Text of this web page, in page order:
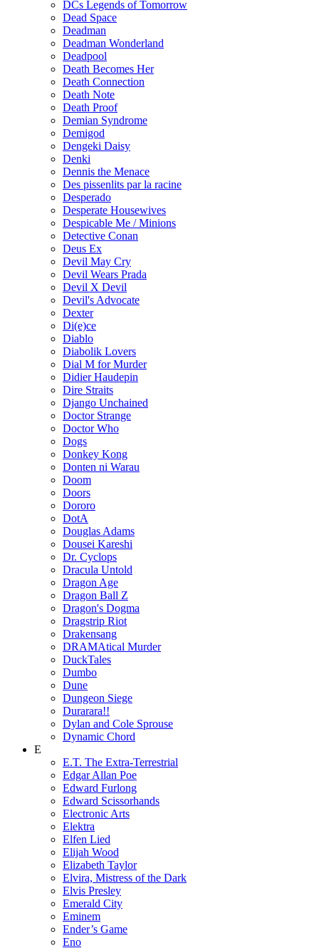
DCs Legends of Tomorrow
Dead Space
Deadman
Deadman Wonderland
Deadpool
Death Becomes Her
Death Connection
Death Note
Death Proof
Demian Syndrome
Demigod
Dengeki Daisy
Denki
Dennis the Menace
Des pissenlits par la racine
Desperado
Desperate Housewives
Despicable Me / Minions
Detective Conan
Deus Ex
Devil May Cry
Devil Wears Prada
Devil X Devil
Devil's Advocate
Dexter
Di(e)ce
Diablo
Diabolik Lovers
Dial M for Murder
Didier Haudepin
Dire Straits
Django Unchained
Doctor Strange
Doctor Who
Dogs
Donkey Kong
Donten ni Warau
Doom
Doors
Dororo
DotA
Douglas Adams
Dousei Kareshi
Dr. Cyclops
Dracula Untold
Dragon Age
Dragon Ball Z
Dragon's Dogma
Dragstrip Riot
Drakensang
DRAMAtical Murder
DuckTales
Dumbo
Dune
Dungeon Siege
Durarara!!
Dylan and Cole Sprouse
Dynamic Chord
E
E.T. The Extra-Terrestrial
Edgar Allan Poe
Edward Furlong
Edward Scissorhands
Electronic Arts
Elektra
Elfen Lied
Elijah Wood
Elizabeth Taylor
Elvira, Mistress of the Dark
Elvis Presley
Emerald City
Eminem
Ender’s Game
Eno